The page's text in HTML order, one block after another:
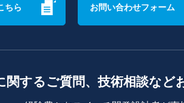
ちら お問い合わせフォーム
関するご質問、技術相談など